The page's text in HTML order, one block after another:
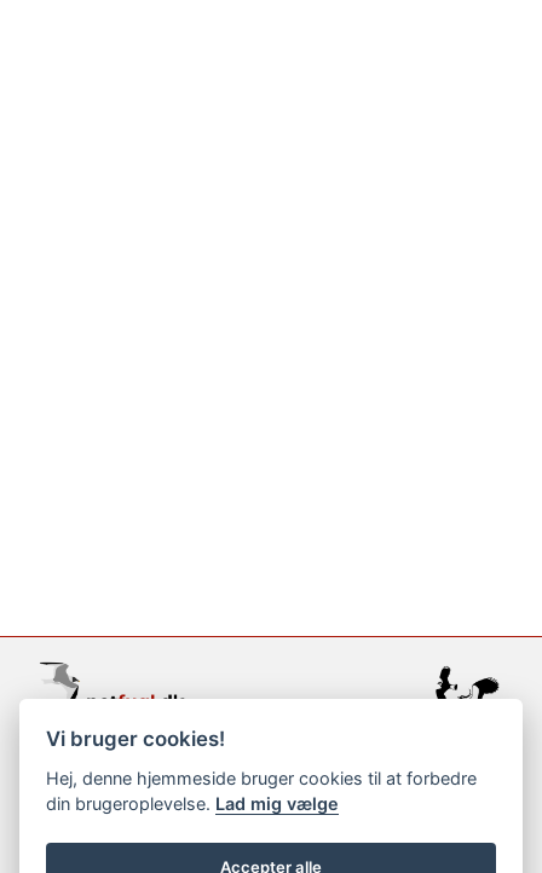
support@netfugl.dk
copyright © 2002-2023
Vi bruger cookies!
Hej, denne hjemmeside bruger cookies til at forbedre
din brugeroplevelse. Lad mig vælge
Accepter alle